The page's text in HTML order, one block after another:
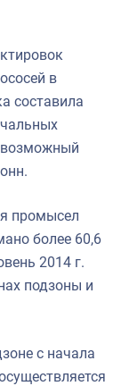
в
составила
возможный
промысел
более 60,6
2014 г.
подзоны и
c начала